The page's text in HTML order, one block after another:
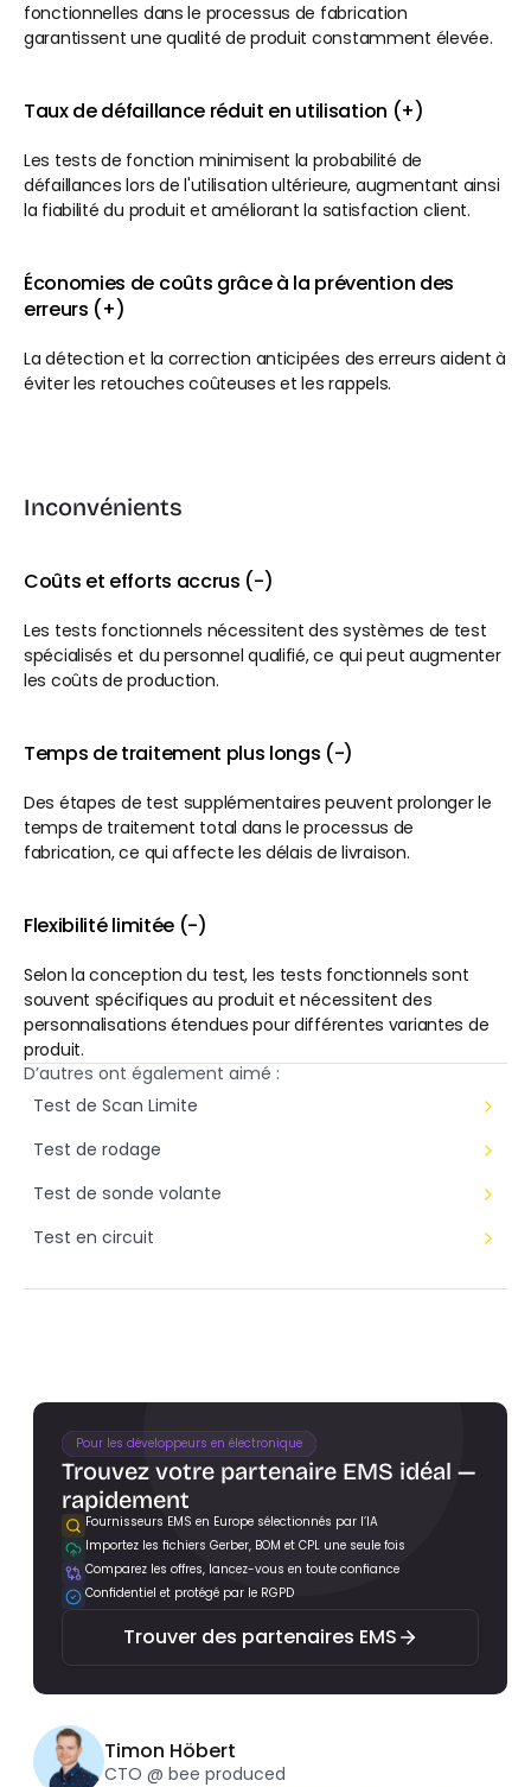
fonctionnelles dans le processus de fabrication
garantissent une qualité de produit constamment élevée.
Taux de défaillance réduit en utilisation (+)
Les tests de fonction minimisent la probabilité de
défaillances lors de l'utilisation ultérieure, augmentant ainsi
la fiabilité du produit et améliorant la satisfaction client.
Économies de coûts grâce à la prévention des
erreurs (+)
La détection et la correction anticipées des erreurs aident à
éviter les retouches coûteuses et les rappels.
Inconvénients
Coûts et efforts accrus (-)
Les tests fonctionnels nécessitent des systèmes de test
spécialisés et du personnel qualifié, ce qui peut augmenter
les coûts de production.
Temps de traitement plus longs (-)
Des étapes de test supplémentaires peuvent prolonger le
temps de traitement total dans le processus de
fabrication, ce qui affecte les délais de livraison.
Flexibilité limitée (-)
Selon la conception du test, les tests fonctionnels sont
souvent spécifiques au produit et nécessitent des
personnalisations étendues pour différentes variantes de
produit.
D’autres ont également aimé :
Test de Scan Limite
Test de rodage
Test de sonde volante
Test en circuit
Timon Höbert
CTO @ bee produced
Pour les développeurs en électronique
Trouvez votre partenaire EMS idéal —
rapidement
Fournisseurs EMS en Europe sélectionnés par l’IA
Importez les fichiers Gerber, BOM et CPL une seule fois
Comparez les offres, lancez-vous en toute confiance
Confidentiel et protégé par le RGPD
Trouver des partenaires EMS
Trouver des partenaires EMS